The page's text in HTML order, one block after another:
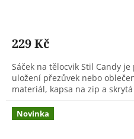
229 Kč
Sáček na tělocvik Stil Candy
uložení přezůvek nebo
materiál, kapsa na zip a
Novinka